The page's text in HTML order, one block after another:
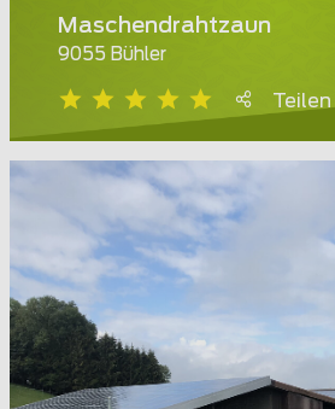
Maschendrahtzaun
9055 Bühler
Teilen